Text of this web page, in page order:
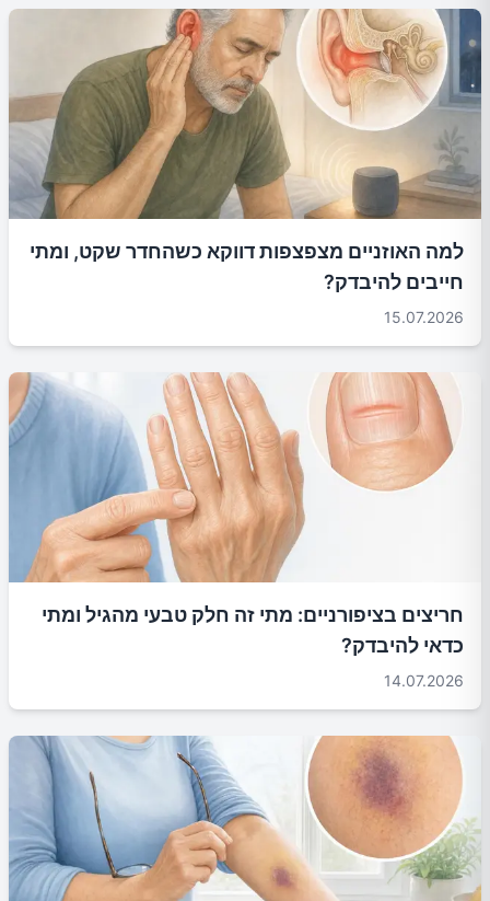
למה האוזניים מצפצפות דווקא כשהחדר שקט, ומתי
חייבים להיבדק?
15.07.2026
חריצים בציפורניים: מתי זה חלק טבעי מהגיל ומתי
כדאי להיבדק?
14.07.2026